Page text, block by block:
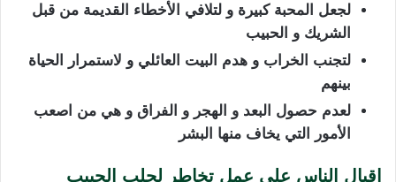
لجعل المحبة كبيرة و لتلافي الأخطاء القديمة من قبل
الشريك و الحبيب
لتجنب الخراب و هدم البيت العائلي و لاستمرار الحياة
بينهم
لعدم حصول البعد و الهجر و الفراق و هي من اصعب
الأمور التي يخاف منها البشر
إقبال الناس على عمل تخاطر لجلب الحبيب